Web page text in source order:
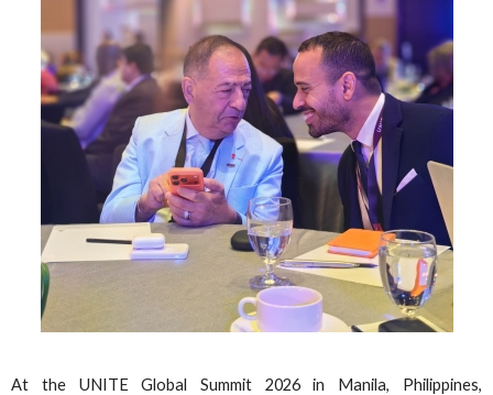
At the UNITE Global Summit 2026 in Manila, Philippines,